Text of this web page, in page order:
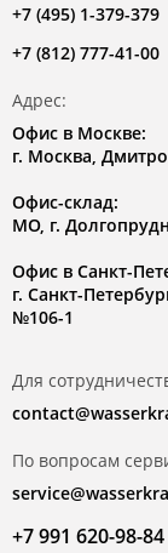
+7 (495) 1-379-379
+7 (812) 777-41-00
Адрес:
Офис в Москве:
г. Москва,
Офис-склад:
МО, г.
Офис в Санкт-
г. Санкт-
№106-1
Для
По вопросам
+7 991 620-98-84